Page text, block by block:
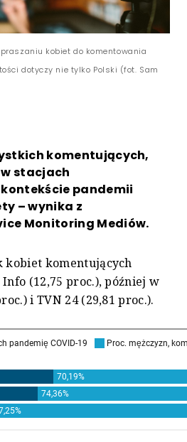
kobiet do komentowania
dotyczy nie tylko Polski (fot. Sam
komentujących,
stacjach
pandemii
– wynika z
Monitoring Mediów.
kobiet komentujących
Info (12,75 proc.), później w
i TVN 24 (29,81 proc.).